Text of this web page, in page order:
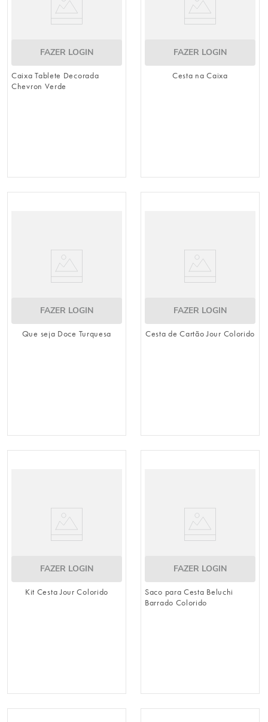
FAZER LOGIN
Caixa Tablete Decorada
Chevron Verde
FAZER LOGIN
Cesta na Caixa
FAZER LOGIN
Que seja Doce Turquesa
FAZER LOGIN
Cesta de Cartão Jour Colorido
FAZER LOGIN
Kit Cesta Jour Colorido
FAZER LOGIN
Saco para Cesta Beluchi
Barrado Colorido